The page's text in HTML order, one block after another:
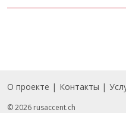
Footer
О проекте Контакты
© 2026 rusaccent.ch